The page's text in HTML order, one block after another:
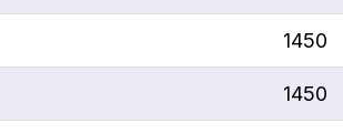
1450
1450